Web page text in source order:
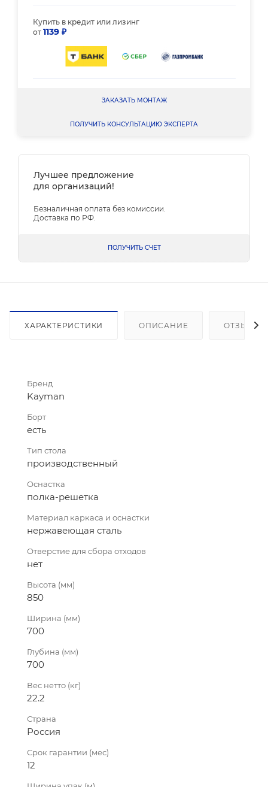
Купить в кредит или лизинг
от 1139 ₽
ЗАКАЗАТЬ МОНТАЖ
ПОЛУЧИТЬ КОНСУЛЬТАЦИЮ ЭКСПЕРТА
Лучшее предложение
для организаций!
Безналичная оплата без комиссии.
Доставка по РФ.
ПОЛУЧИТЬ СЧЕТ
ХАРАКТЕРИСТИКИ ОПИСАНИЕ ОТЗЫВЫ
Бренд
Kayman
Борт
есть
Тип стола
производственный
Оснастка
полка-решетка
Материал каркаса и оснастки
нержавеющая сталь
Отверстие для сбора отходов
нет
Высота (мм)
850
Ширина (мм)
700
Глубина (мм)
700
Вес нетто (кг)
22.2
Страна
Россия
Срок гарантии (мес)
12